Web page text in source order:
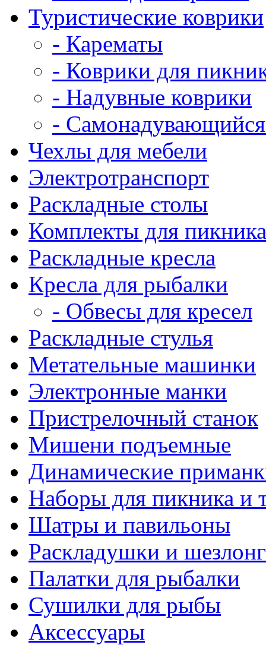
Туристические коврики
- Карематы
- Коврики для
- Надувные коврики
-
Чехлы для мебели
Электротранспорт
Раскладные столы
Комплекты для пикника
Раскладные кресла
Кресла для рыбалки
- Обвесы для кресел
Раскладные стулья
Метательные машинки
Электронные манки
Пристрелочный станок
Мишени подъемные
Динамические
Наборы для пикника и
Шатры и павильоны
Раскладушки и
Палатки для рыбалки
Сушилки для рыбы
Аксессуары